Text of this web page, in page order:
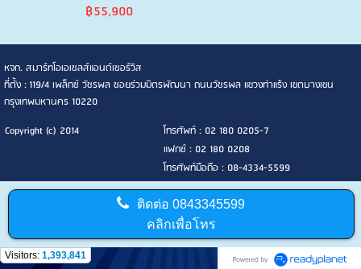
฿55,900
หจก. สมาร์ทโอเอเซลส์แอนด์เซอร์วิส
ที่ตั้ง : 119/4 เพล็กซ์ วัชรพล ซอยร่วมมิตรพัฒนา ถนนวัชรพล แขวงท่าแร้ง เขตบางเขน
กรุงเทพมหานคร 10220
Copyright (c) 2014
โทรศัพท์ : 02 180 0205-7
แฟกซ์ : 02 180 0208
โทรศัพท์มือถือ : 08-4334-5599
ติดต่อ0843345599
คลิกเพื่อโทร
Visitors: 1,393,841